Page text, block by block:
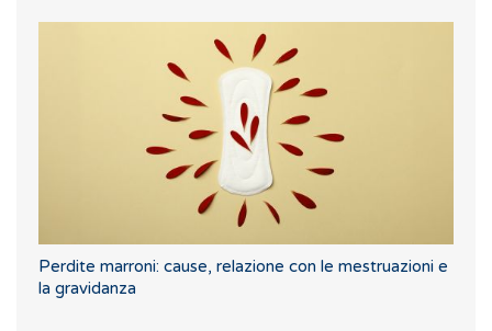
Perdite marroni: cause, relazione con le mestruazioni e
la gravidanza